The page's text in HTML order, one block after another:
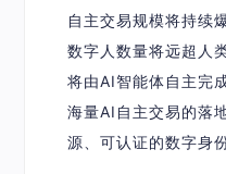
自主交易规模将持续
数字人数量将远超人
将由AI智能体自主完
海量AI自主交易的落
源、可认证的数字身